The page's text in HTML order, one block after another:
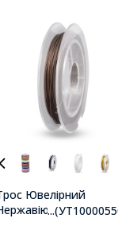
Ювелірний
Сталь,